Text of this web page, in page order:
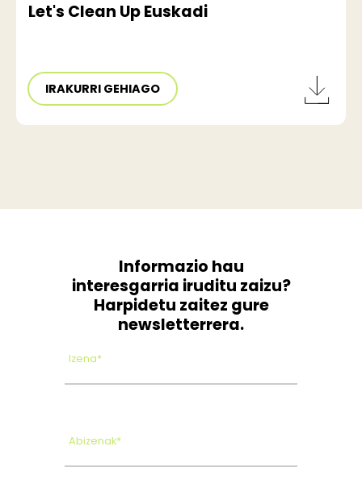
Let's Clean Up Euskadi
IRAKURRI GEHIAGO
Informazio hau
interesgarria iruditu zaizu?
Harpidetu zaitez gure
newsletterrera.
Izena*
Abizenak*